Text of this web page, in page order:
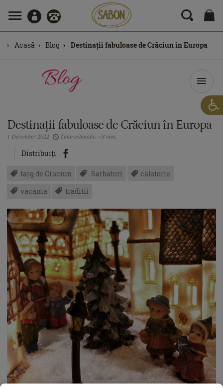
Acasă Blog Destinații fabuloase de Crăciun în Europa
Destinații fabuloase de Crăciun în Europa
1 December 2022 Timp estimativ: ~8 min.
Distribuiţi
targ de Craciun Sarbatori
calatorie
vacanta
traditii